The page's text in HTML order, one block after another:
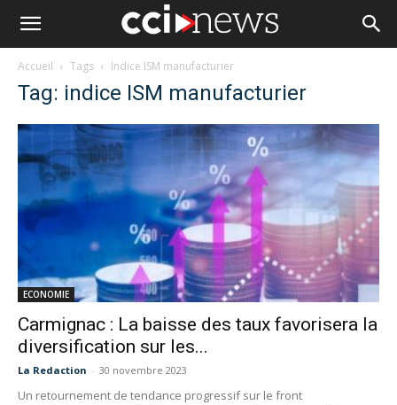
Accueil Tags Indice ISM manufacturier
Tag: indice ISM manufacturier
ECONOMIE
Carmignac : La baisse des taux favorisera la
diversification sur les...
La Redaction - 30 novembre 2023
Un retournement de tendance progressif sur le front